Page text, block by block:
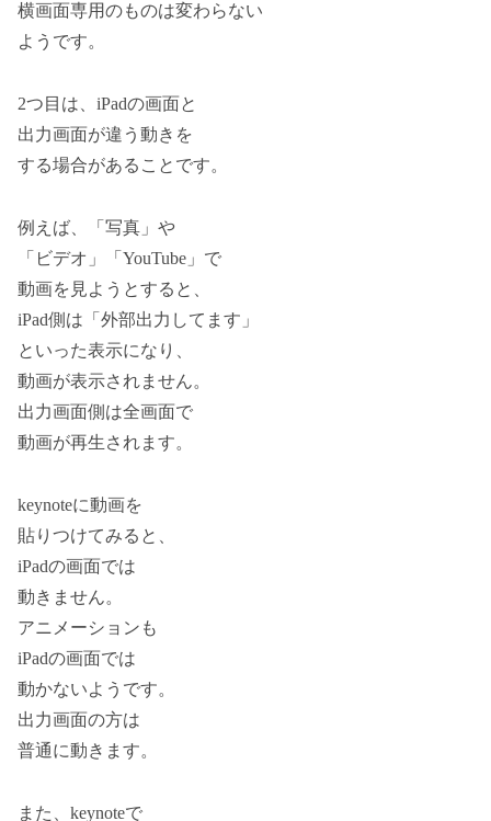
横画面専用のものは変わらない
ようです。
2つ目は、iPadの画面と
出力画面が違う動きを
する場合があることです。
例えば、「写真」や
「ビデオ」「YouTube」で
動画を見ようとすると、
iPad側は「外部出力してます」
といった表示になり、
動画が表示されません。
出力画面側は全画面で
動画が再生されます。
keynoteに動画を
貼りつけてみると、
iPadの画面では
動きません。
アニメーションも
iPadの画面では
動かないようです。
出力画面の方は
普通に動きます。
また、keynoteで